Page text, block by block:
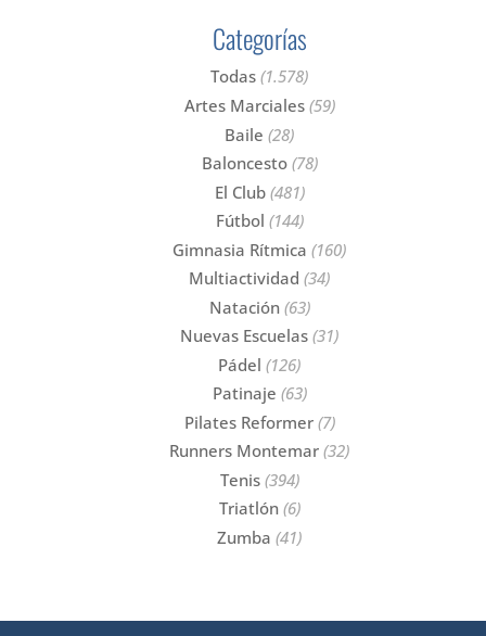
Categorías
Todas (1.578)
Artes Marciales(59)
Baile (28)
Baloncesto(78)
El Club(481)
Fútbol (144)
Gimnasia Rítmica (160)
Multiactividad (34)
Natación(63)
Nuevas Escuelas (31)
Pádel (126)
Patinaje (63)
Pilates Reformer(7)
Runners Montemar (32)
Tenis(394)
Triatlón(6)
Zumba (41)